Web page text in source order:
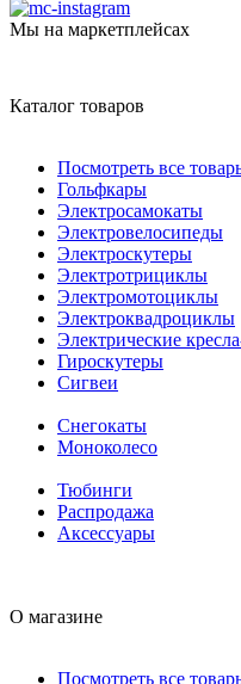
Мы на маркетплейсах
Каталог товаров
Посмотреть все
Гольфкары
Электросамокаты
Электровелосипеды
Электроскутеры
Электротрициклы
Электромотоциклы
Электроквадроциклы
Электрические
Гироскутеры
Сигвеи
Снегокаты
Моноколесо
Тюбинги
Распродажа
Аксессуары
О магазине
Посмотреть все